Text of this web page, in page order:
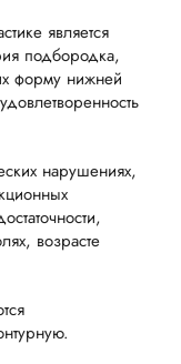
является
подбородка,
форму нижней
нарушениях,
возрасте